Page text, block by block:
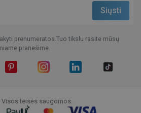
prenumeratos.Tuo tikslu rasite mūsų
pranešime.
teisės saugomos.